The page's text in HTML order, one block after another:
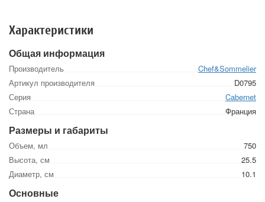
Характеристики
Общая информация
Производитель
Chef&Sommelier
Артикул производителя
D0795
Серия
Cabernet
Страна
Франция
Размеры и габариты
Объем, мл
750
Высота, см
25.5
Диаметр, см
10.1
Основные